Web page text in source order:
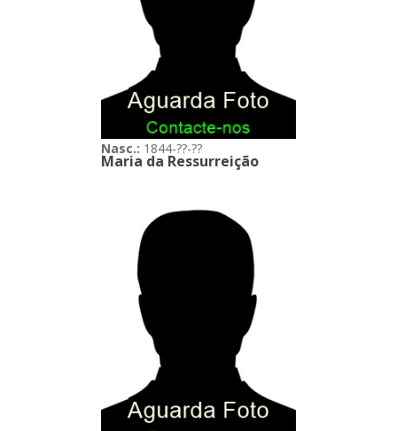
Nasc.: 1844-??-??
Maria da Ressurreição